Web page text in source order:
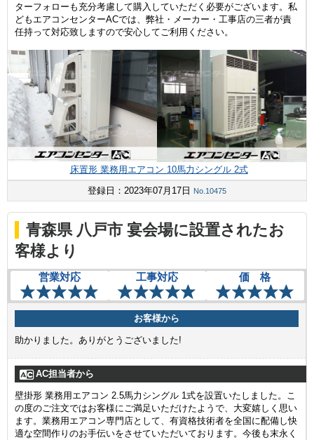
ターフォローも充分考慮して購入していただく必要がございます。私
どもエアコンセンターACでは、弊社・メーカー・工事店の三者が責
任持って対応致しますので安心してご利用ください。
床置形 業務用エアコン 10馬力シングル 2式
登録日：2023年07月17日
No.10475
青森県 八戸市 宴会場に設置されたお
客様より
営業対応 工事対応 価 格
お客様から
助かりました。ありがとうございました!
AC担当者から
壁掛形 業務用エアコン 2.5馬力シングル 1式を設置いたしました。こ
の度のご注文ではお客様にご満足いただけたようで、大変嬉しく思い
ます。業務用エアコン専門店として、有資格技術者を全国に配備し快
適な空間作りのお手伝いをさせていただいております。今後も末永く